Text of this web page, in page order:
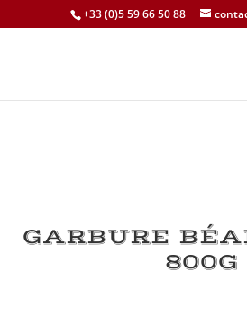
+33 (0)5 59 66 50 88
GARBURE
800G